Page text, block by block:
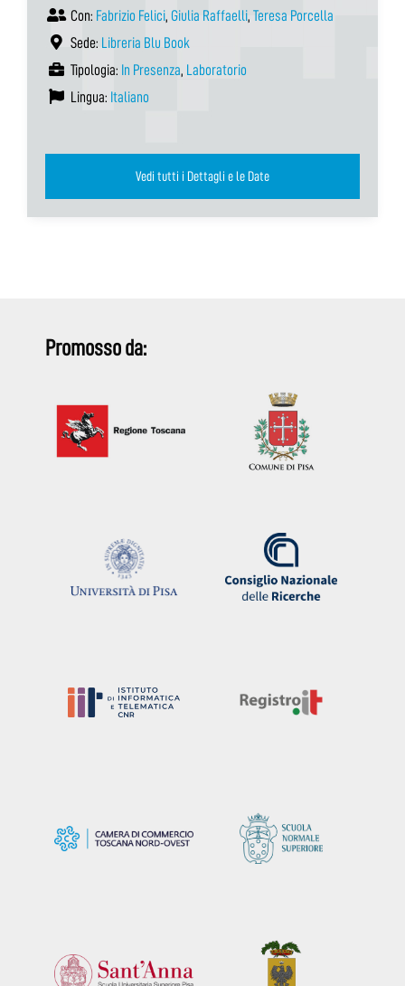
Con: Fabrizio Felici, Giulia Raffaelli, Teresa Porcella
Sede: Libreria Blu Book
Tipologia: In Presenza, Laboratorio
Lingua: Italiano
Vedi tutti i Dettagli e le Date
Promosso da: